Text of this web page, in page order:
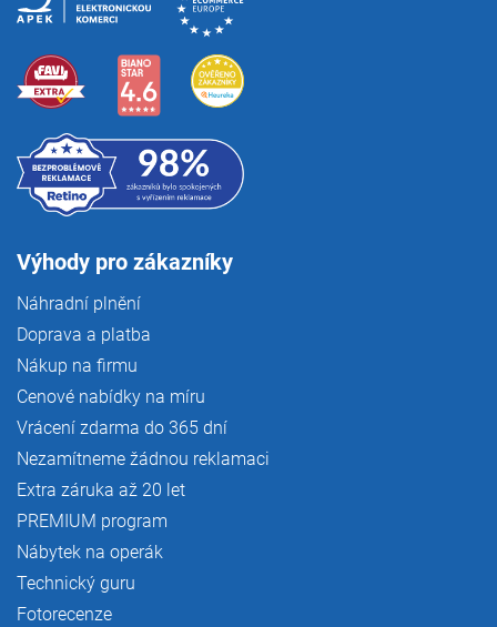
Výhody pro zákazníky
Náhradní plnění
Doprava a platba
Nákup na firmu
Cenové nabídky na míru
Vrácení zdarma do 365 dní
Nezamítneme žádnou reklamaci
Extra záruka až 20 let
PREMIUM program
Nábytek na operák
Technický guru
Fotorecenze